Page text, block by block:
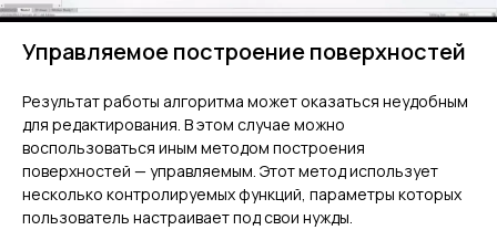
Управляемое построение поверхностей
Результат работы алгоритма может оказаться неудобным
для редактирования. В этом случае можно
воспользоваться иным методом построения
поверхностей — управляемым. Этот метод использует
несколько контролируемых функций, параметры которых
пользователь настраивает под свои нужды.